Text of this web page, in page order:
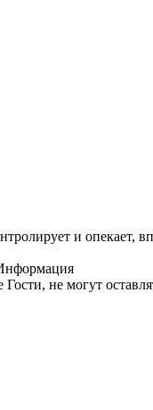
и опекает,
Гости, не могут